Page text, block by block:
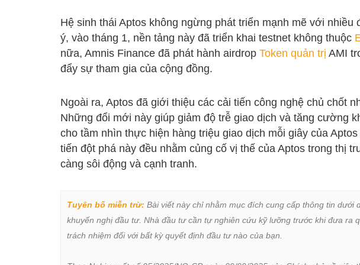
Hệ sinh thái Aptos không ngừng phát triển mạnh mẽ với
ý, vào tháng 1, nền tảng này đã triển khai testnet không thuộc
nữa, Amnis Finance đã phát hành airdrop Token quản trị AMI
đẩy sự tham gia của cộng đồng.
Ngoài ra, Aptos đã giới thiệu các cải tiến công nghệ chủ chốt
Những đổi mới này giúp giảm độ trễ giao dịch và tăng cường
cho tầm nhìn thực hiện hàng triệu giao dịch mỗi giây của
tiến đột phá này đều nhằm củng cố vị thế của Aptos trong thị
càng sôi động và cạnh tranh.
Tuyên bố miễn trừ: Bài viết này chỉ nhằm mục đích cung cấp thông tin dưới
khuyến nghị đầu tư. Nhà đầu tư cần tự nghiên cứu kỹ lưỡng trước khi đưa ra
trách nhiệm đối với bất kỳ quyết định đầu tư nào của bạn.